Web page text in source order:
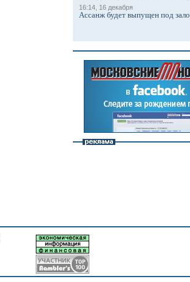
16:14, 16 декабря
Ассанж будет выпущен под